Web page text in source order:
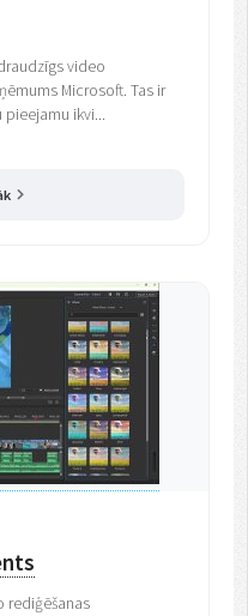
video
Microsoft. Tas ir
ikvi...
rediģēšanas